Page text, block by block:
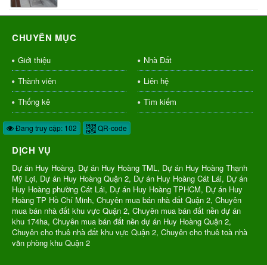
CHUYÊN MỤC
Giới thiệu
Nhà Đất
Thành viên
Liên hệ
Thống kê
Tìm kiếm
Đang truy cập: 102 QR-code
DỊCH VỤ
Dự án Huy Hoàng, Dự án Huy Hoàng TML, Dự án Huy Hoàng Thạnh
Mỹ Lợi, Dự án Huy Hoàng Quận 2, Dự án Huy Hoàng Cát Lái, Dự án
Huy Hoàng phường Cát Lái, Dự án Huy Hoàng TPHCM, Dự án Huy
Hoàng TP Hồ Chí Minh, Chuyên mua bán nhà đất Quận 2, Chuyên
mua bán nhà đất khu vực Quận 2, Chuyên mua bán đất nền dự án
khu 174ha, Chuyên mua bán đất nền dự án Huy Hoàng Quận 2,
Chuyên cho thuê nhà đất khu vực Quận 2, Chuyên cho thuê toà nhà
văn phòng khu Quận 2